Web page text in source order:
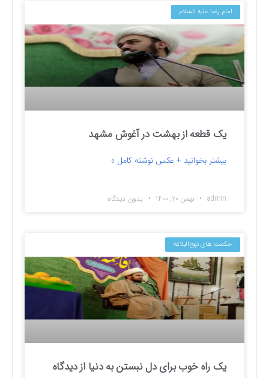
امام رضا علیه السلام
یک قطعه از بهشت در آغوش مشهد
بیشتر بخوانید + عکس نوشته کامل »
admin بهمن ۲۰, ۱۴۰۰ بدون دیدگاه
حکمت های نهج‌البلاغه
یک راه خوب برای دل نبستن به دنیا از دیدگاه